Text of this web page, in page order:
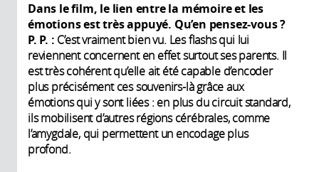
Dans le film, le lien entre la mémoire et les
émotions est très appuyé. Qu’en pensez-vous?
P. P. : C’est vraiment bien vu. Les flashs qui lui
reviennent concernent en effet surtout ses parents. Il
est très cohérent qu’elle ait été capable d’encoder
plus précisément ces souvenirs-là grâce aux
émotions qui y sont liées : en plus du circuit standard,
ils mobilisent d’autres régions cérébrales, comme
l’amygdale, qui permettent un encodage plus
profond.